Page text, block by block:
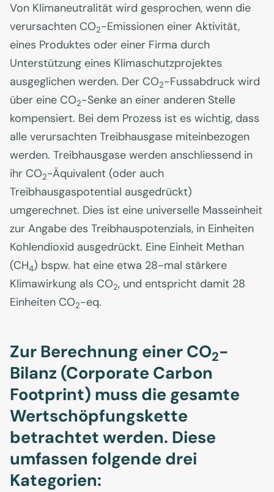
Von Klimaneutralität wird gesprochen, wenn die
verursachten CO2-Emissionen einer Aktivität,
eines Produktes oder einer Firma durch
Unterstützung eines Klimaschutzprojektes
ausgeglichen werden. Der CO2-Fussabdruck wird
über eine CO2-Senke an einer anderen Stelle
kompensiert. Bei dem Prozess ist es wichtig, dass
alle verursachten Treibhausgase miteinbezogen
werden. Treibhausgase werden anschliessend in
ihr CO2-Äquivalent (oder auch
Treibhausgaspotential ausgedrückt)
umgerechnet. Dies ist eine universelle Masseinheit
zur Angabe des Treibhauspotenzials, in Einheiten
Kohlendioxid ausgedrückt. Eine Einheit Methan
(CH4) bspw. hat eine etwa 28-mal stärkere
Klimawirkung als CO2, und entspricht damit 28
Einheiten CO2-eq.
Zur Berechnung einer CO2-
Bilanz (Corporate Carbon
Footprint) muss die gesamte
Wertschöpfungskette
betrachtet werden. Diese
umfassen folgende drei
Kategorien: